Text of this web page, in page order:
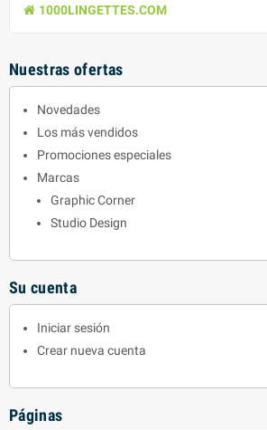
1000LINGETTES.COM
Nuestras ofertas
Novedades
Los más vendidos
Promociones especiales
Marcas
Graphic Corner
Studio Design
Su cuenta
Iniciar sesión
Crear nueva cuenta
Páginas